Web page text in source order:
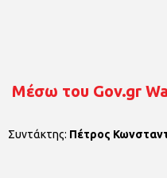
Μέσω του Gov.gr
Συντάκτης: Πέτρος